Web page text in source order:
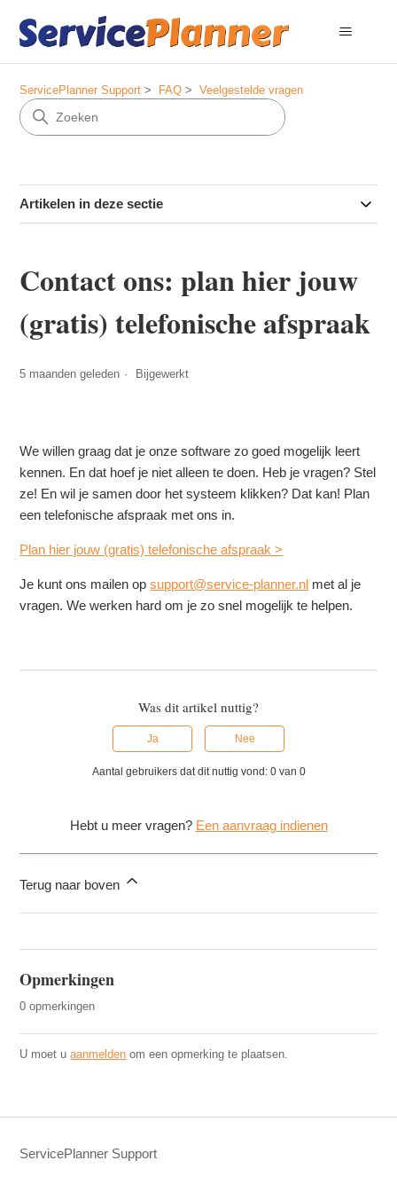
ServicePlanner Support FAQ Veelgestelde vragen
Artikelen in deze sectie
Contact ons: plan hier jouw
(gratis) telefonische afspraak
5 maanden geleden Bijgewerkt
We willen graag dat je onze software zo goed mogelijk leert
kennen. En dat hoef je niet alleen te doen. Heb je vragen? Stel
ze! En wil je samen door het systeem klikken? Dat kan! Plan
een telefonische afspraak met ons in.
Plan hier jouw (gratis) telefonische afspraak >
Je kunt ons mailen opsupport@service-planner.nl met al je
vragen. We werken hard om je zo snel mogelijk te helpen.
Was dit artikel nuttig?
Ja Nee
Aantal gebruikers dat dit nuttig vond: 0 van 0
Hebt u meer vragen? Een aanvraag indienen
Terug naar boven
Opmerkingen
0 opmerkingen
U moet uaanmelden om een opmerking te plaatsen.
ServicePlanner Support